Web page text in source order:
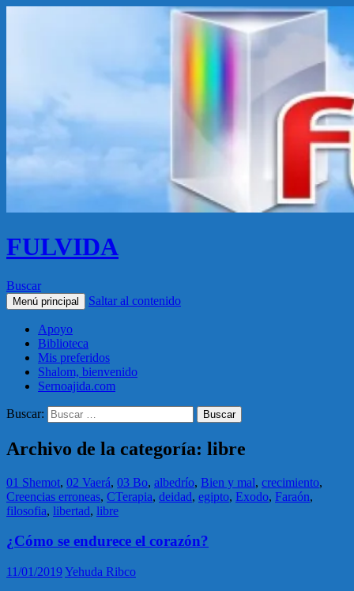
FULVIDA
Buscar
Menú principal Saltar al contenido
Apoyo
Biblioteca
Mis preferidos
Shalom, bienvenido
Sernoajida.com
Buscar:
Archivo de la categoría: libre
01 Shemot, 02 Vaerá, 03 Bo, albedrío, Bien y mal, crecimiento,
Creencias erroneas, CTerapia, deidad, egipto, Exodo, Faraón,
filosofia, libertad, libre
¿Cómo se endurece el corazón?
11/01/2019Yehuda Ribco